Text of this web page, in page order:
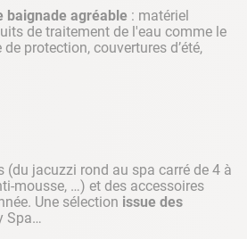
baignade agréable : matériel
de traitement de l'eau comme le
protection, couvertures d’été,
jacuzzi rond au spa carré de 4 à
mousse, …) et des accessoires
Une sélection issue des
Spa…
vos Options